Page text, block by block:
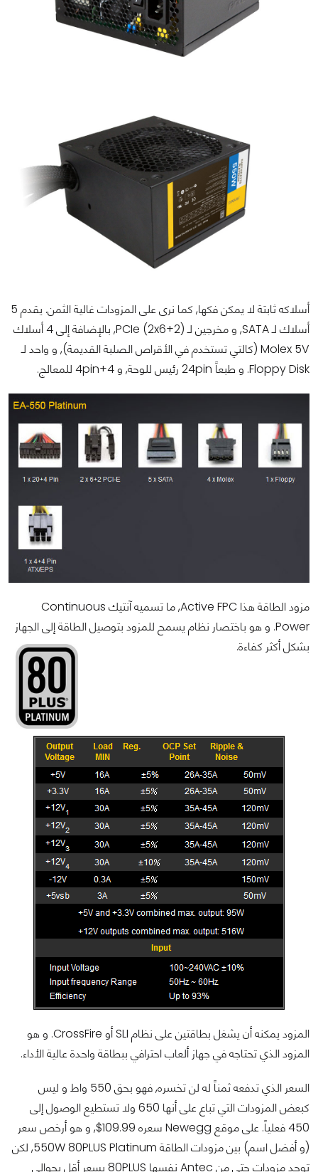
أسلاكه ثابتة لا يمكن فكها, كما نرى على المزودات غالية الثمن. يقدم 5
أسلاك لـ SATA, و مخرجين لـ PCIe (2x6+2), بالإضافة إلى 4 أسلاك
Molex 5V (كالتي تستخدم في الأقراص الصلبة القديمة), و واحد لـ
Floppy Disk. و طبعاً 24pin رئيس للوحة, و 4+4pin للمعالج.
مزود الطاقة هذا Active FPC, ما تسميه آنتيك Continuous
Power. و هو باختصار نظام يسمح للمزود بتوصيل الطاقة إلى الجهاز
بشكل أكثر كفاءة.
المزود يمكنه أن يشغل بطاقتين على نظام SLI أو CrossFire. و هو
المزود الذي تحتاجه في جهاز ألعاب احترافي ببطاقة واحدة عالية الأداء.
السعر الذي تدفعه ثمناً له لن تخسره, فهو بحق 550 واط و ليس
كبعض المزودات التي تباع على أنها 650 ولا تستطيع الوصول إلى
450 فعلياً. على موقع Newegg سعره 109.99$, و هو أرخص سعر
(و أفضل اسم) بين مزودات الطاقة 550W 80PLUS Platinum, لكن
توجد مزودات حتى من Antec نفسها 80PLUS بسعر أقل بحوالي